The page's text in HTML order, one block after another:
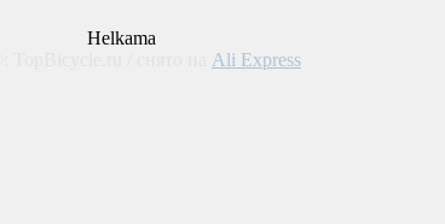
Helkama
Ali Express